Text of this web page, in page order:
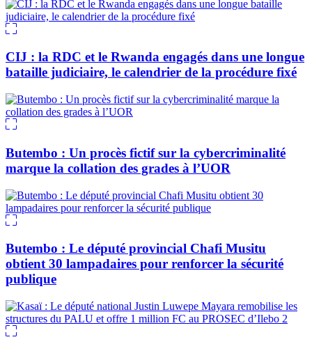
CIJ : la RDC et le Rwanda engagés dans une longue
bataille judiciaire, le calendrier de la procédure fixé
Butembo : Un procès fictif sur la cybercriminalité
marque la collation des grades à l’UOR
Butembo : Le député provincial Chafi Musitu
obtient 30 lampadaires pour renforcer la sécurité
publique